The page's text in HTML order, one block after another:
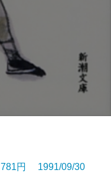
円 1991/09/30